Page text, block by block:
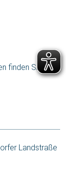
finden Sie
Landstraße